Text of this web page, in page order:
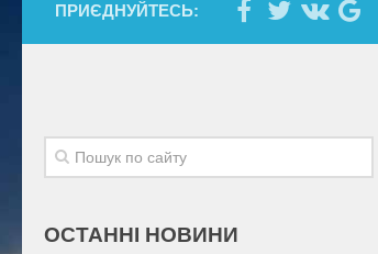
ПРИЄДНУЙТЕСЬ:
ОСТАННІ НОВИНИ